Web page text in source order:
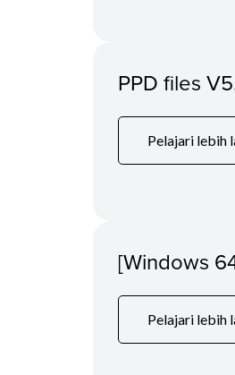
PPD files
Pelajari lebih
[Windows
Pelajari lebih